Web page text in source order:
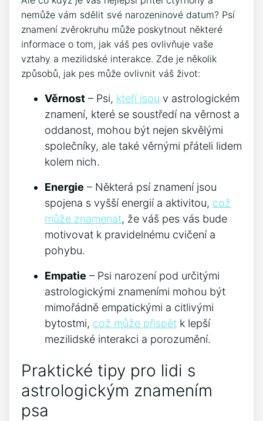
nemůže vám sdělit své narozeninové datum? Psí
znamení zvěrokruhu může poskytnout některé
informace o tom, jak váš pes ovlivňuje vaše
vztahy a mezilidské interakce. Zde je několik
způsobů, jak pes může ovlivnit váš život:
Věrnost – Psi, kteří jsou v astrologickém
znamení, které se soustředí na věrnost a
oddanost, mohou být nejen skvělými
společníky, ale také věrnými přáteli lidem
kolem nich.
Energie – Některá psí znamení jsou
spojena s vyšší energií a aktivitou, což
může znamenat, že váš pes vás bude
motivovat k pravidelnému cvičení a
pohybu.
Empatie – Psi narození pod určitými
astrologickými znameními mohou být
mimořádně empatickými a citlivými
bytostmi, což může přispět k lepší
mezilidské interakci a porozumění.
Praktické tipy pro lidi s
astrologickým znamením
psa